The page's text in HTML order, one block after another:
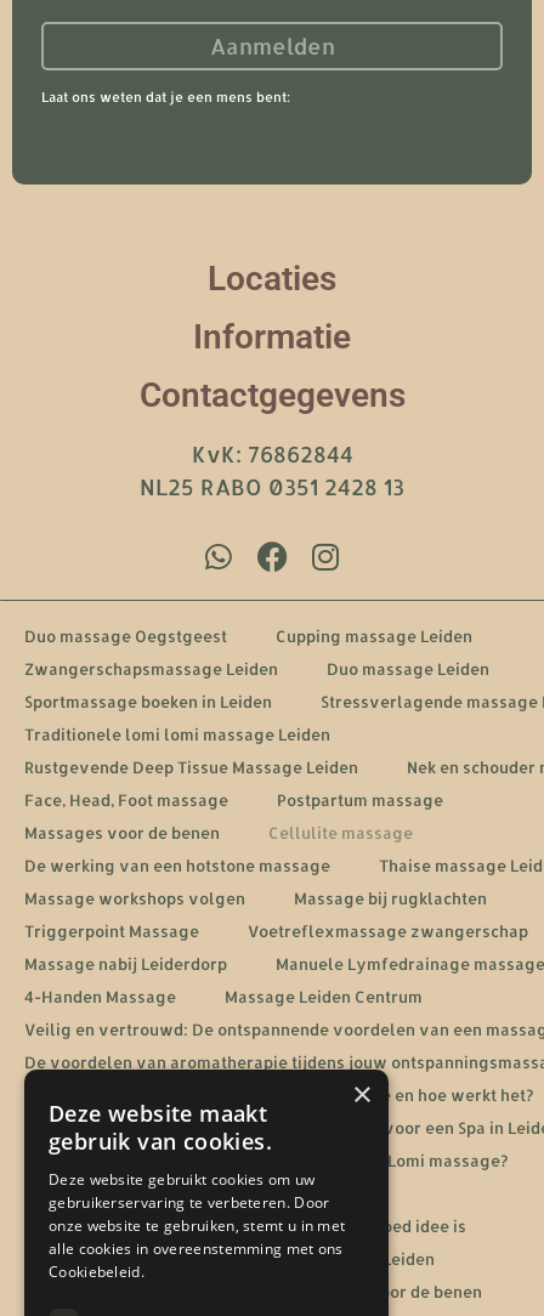
Aanmelden
Laat ons weten dat je een mens bent:
Locaties
Informatie
Contactgegevens
KvK: 76862844
NL25 RABO 0351 2428 13
Duo massage Oegstgeest
Cupping massage Leiden
Zwangerschapsmassage Leiden
Duo massage Leiden
Sportmassage boeken in Leiden
Stressverlagende massage
Traditionele lomi lomi massage Leiden
Rustgevende Deep Tissue Massage Leiden
Nek en schouder
Face, Head, Foot massage
Postpartum massage
Massages voor de benen
Cellulite massage
De werking van een hotstone massage
Thaise massage
Massage workshops volgen
Massage bij rugklachten
Triggerpoint Massage
Voetreflexmassage zwangerschap
Massage nabij Leiderdorp
Manuele Lymfedrainage massage
4-Handen Massage
Massage Leiden Centrum
Veilig en vertrouwd: De ontspannende voordelen van een
De voordelen van aromatherapie tijdens jouw
Energetische heling: Wat is een Reiki massage en hoe werkt het?
De ultieme ontspanningservaring: Jouw gids voor een Spa in
Sportmassage in Leiden
Wat is een Lomi Lomi massage?
De rol van massage bij een burn-out herstel
Waarom een massage cadeaubon altijd een goed idee is
Jouw gids voor een ontspanningsmassage in Leiden
De voordelen van lymfedrainage massage voor de benen
×
Deze website maakt
gebruik van cookies.
Deze website gebruikt cookies om uw
gebruikerservaring te verbeteren. Door
onze website te gebruiken, stemt u in met
alle cookies in overeenstemming met ons
Cookiebeleid.